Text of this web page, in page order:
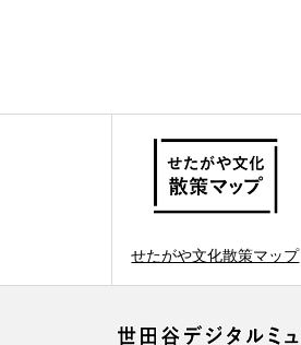
せたがや文化散策マップ